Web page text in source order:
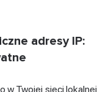
adresy IP:
w Twojej sieci lokalnej.